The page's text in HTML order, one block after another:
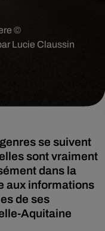
Lucie Claussin
©
se suivent
sont vraiment
dans la
aux informations
de ses
Aquitaine